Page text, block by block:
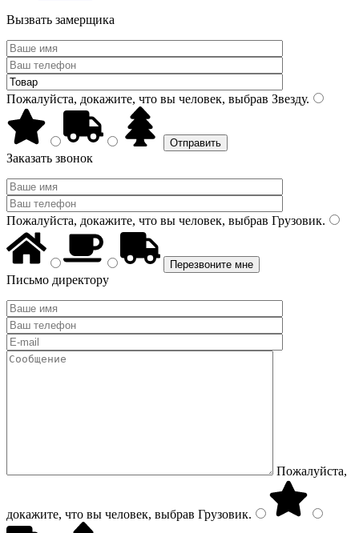
Вызвать замерщика
Пожалуйста, докажите, что вы человек, выбрав Звезду.
Заказать звонок
Пожалуйста, докажите, что вы человек, выбрав Грузовик.
Письмо директору
Пожалуйста,
докажите, что вы человек, выбрав Грузовик.